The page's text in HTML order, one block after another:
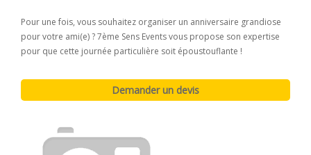
Pour une fois, vous souhaitez organiser un anniversaire grandiose
pour votre ami(e) ? 7ème Sens Events vous propose son expertise
pour que cette journée particulière soit époustouflante !